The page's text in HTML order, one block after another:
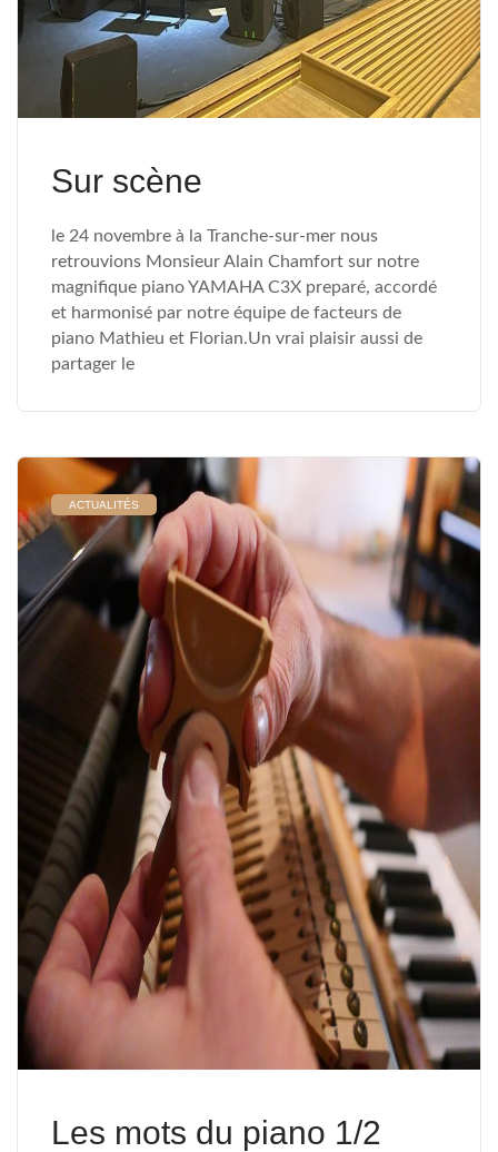
Sur scène
le 24 novembre à la Tranche-sur-mer nous
retrouvions Monsieur Alain Chamfort sur notre
magnifique piano YAMAHA C3X preparé, accordé
et harmonisé par notre équipe de facteurs de
piano Mathieu et Florian.Un vrai plaisir aussi de
partager le
ACTUALITÉS
Les mots du piano 1/2